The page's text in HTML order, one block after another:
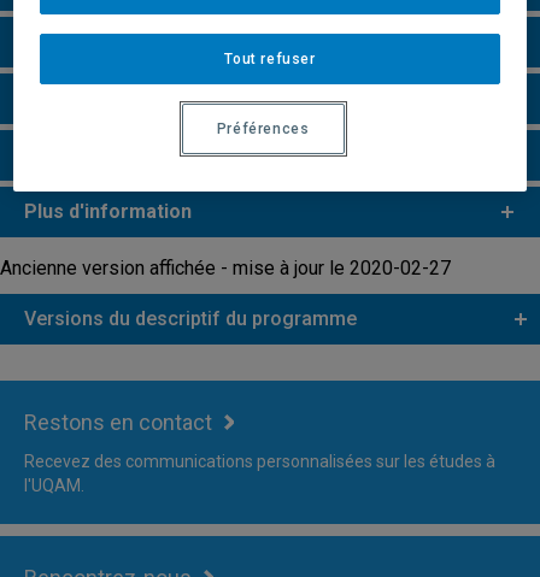
Particularités
Remarques et règlements
Faire une demande d'admission
Plus d'information
Ancienne version affichée - mise à jour le 2020-02-27
Versions du descriptif du programme
Restons en contact
Recevez des communications personnalisées sur les études à
l'UQAM.
Tout refuser
Préférences